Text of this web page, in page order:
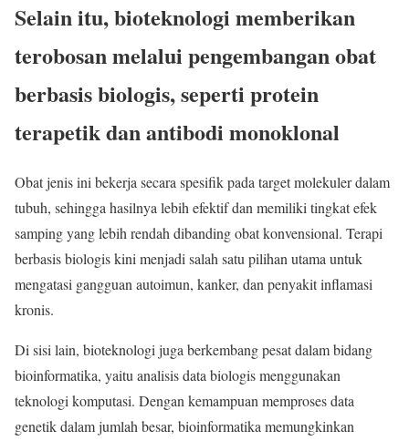
Selain itu, bioteknologi memberikan
terobosan melalui pengembangan obat
berbasis biologis, seperti protein
terapetik dan antibodi monoklonal
Obat jenis ini bekerja secara spesifik pada target molekuler dalam
tubuh, sehingga hasilnya lebih efektif dan memiliki tingkat efek
samping yang lebih rendah dibanding obat konvensional. Terapi
berbasis biologis kini menjadi salah satu pilihan utama untuk
mengatasi gangguan autoimun, kanker, dan penyakit inflamasi
kronis.
Di sisi lain, bioteknologi juga berkembang pesat dalam bidang
bioinformatika, yaitu analisis data biologis menggunakan
teknologi komputasi. Dengan kemampuan memproses data
genetik dalam jumlah besar, bioinformatika memungkinkan